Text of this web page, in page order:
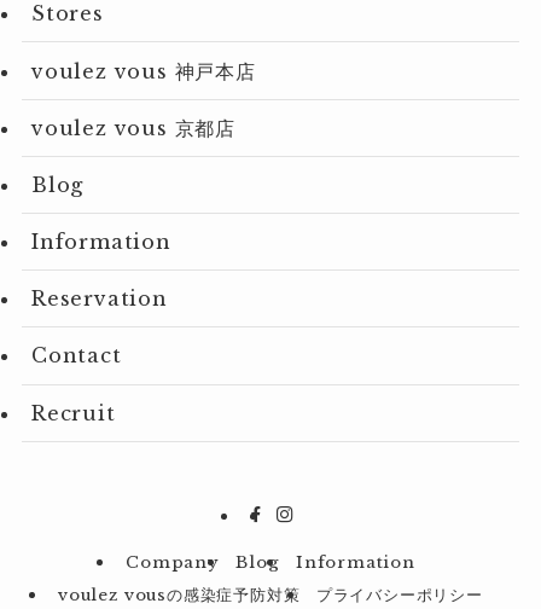
Stores
voulez vous 神戸本店
voulez vous 京都店
Blog
Information
Reservation
Contact
Recruit
Company Blog
Information
voulez vousの感染症予防対策
プライバシーポリシー